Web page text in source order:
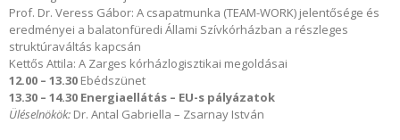
Prof. Dr. Veress Gábor: A csapatmunka (TEAM-WORK) jelentősége és
eredményei a balatonfüredi Állami Szívkórházban a részleges
struktúraváltás kapcsán
Kettős Attila: A Zarges kórházlogisztikai megoldásai
12.00 – 13.30 Ebédszünet
13.30 – 14.30 Energiaellátás – EU-s pályázatok
Üléselnökök: Dr. Antal Gabriella – Zsarnay István